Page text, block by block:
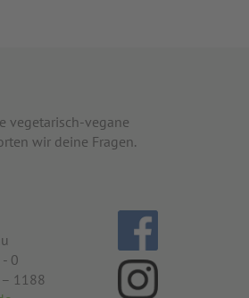
vegetarisch-vegane
wir deine Fragen.
0
1188